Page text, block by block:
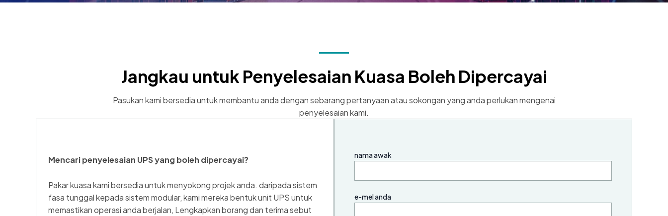
Jangkau untuk Penyelesaian Kuasa Boleh Dipercayai
Pasukan kami bersedia untuk membantu anda dengan sebarang pertanyaan atau sokongan yang anda perlukan mengenai
penyelesaian kami.
Mencari penyelesaian UPS yang boleh dipercayai?
Pakar kuasa kami bersedia untuk menyokong projek anda. daripada sistem
fasa tunggal kepada sistem modular, kami mereka bentuk unit UPS untuk
memastikan operasi anda berjalan, Lengkapkan borang dan terima sebut
nama awak
e-mel anda